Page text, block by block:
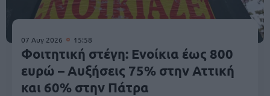
07 Αυγ 2026 15:58
Φοιτητική στέγη: Ενοίκια έως 800
ευρώ – Αυξήσεις 75% στην Αττική
και 60% στην Πάτρα